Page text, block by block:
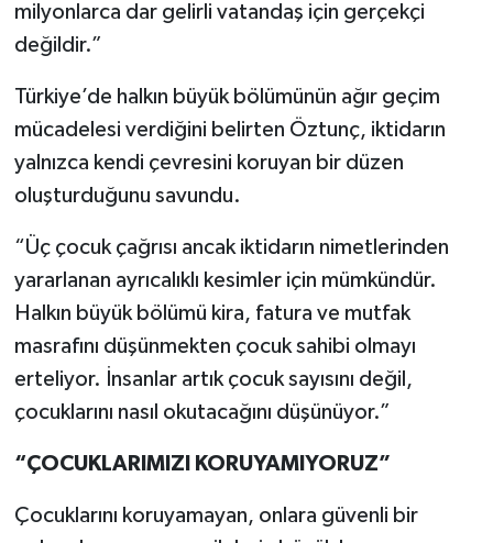
milyonlarca dar gelirli vatandaş için gerçekçi
değildir.”
Türkiye’de halkın büyük bölümünün ağır geçim
mücadelesi verdiğini belirten Öztunç, iktidarın
yalnızca kendi çevresini koruyan bir düzen
oluşturduğunu savundu.
“Üç çocuk çağrısı ancak iktidarın nimetlerinden
yararlanan ayrıcalıklı kesimler için mümkündür.
Halkın büyük bölümü kira, fatura ve mutfak
masrafını düşünmekten çocuk sahibi olmayı
erteliyor. İnsanlar artık çocuk sayısını değil,
çocuklarını nasıl okutacağını düşünüyor.”
“ÇOCUKLARIMIZI KORUYAMIYORUZ”
Çocuklarını koruyamayan, onlara güvenli bir